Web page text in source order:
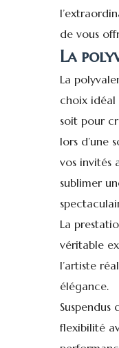
de vous
La
La
choix idéal
soit pour
lors d’une
vos invités
sublimer
La
véritable
l’artiste
élégance.
flexibilité